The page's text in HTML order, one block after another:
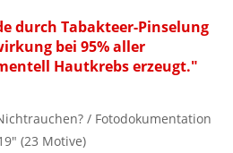
durch Tabakteer-Pinselung
bei 95% aller
Hautkrebs erzeugt."
/ Fotodokumentation
(23 Motive)